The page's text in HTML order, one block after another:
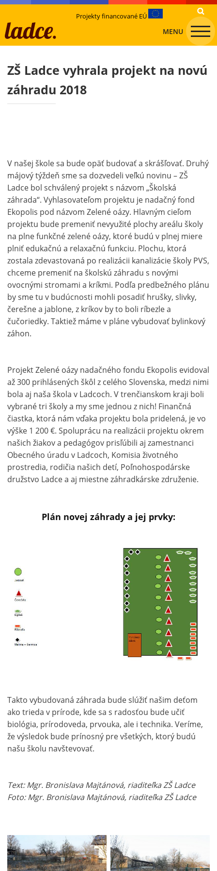
Projekty financované EÚ
MENU
ZŠ Ladce vyhrala projekt na novú
záhradu 2018
V našej škole sa bude opäť budovať a skrášľovať. Druhý
májový týždeň sme sa dozvedeli veľkú novinu – ZŠ
Ladce bol schválený projekt s názvom „Školská
záhrada“. Vyhlasovateľom projektu je nadačný fond
Ekopolis pod názvom Zelené oázy. Hlavným cieľom
projektu bude premeniť nevyužité plochy areálu školy
na plne funkčné zelené oázy, ktoré budú v plnej miere
plniť edukačnú a relaxačnú funkciu. Plochu, ktorá
zostala zdevastovaná po realizácii kanalizácie školy PVS,
chceme premeniť na školskú záhradu s novými
ovocnými stromami a kríkmi. Podľa predbežného plánu
by sme tu v budúcnosti mohli posadiť hrušky, slivky,
čerešne a jablone, z kríkov by to boli ríbezle a
čučoriedky. Taktiež máme v pláne vybudovať bylinkový
záhon.
Projekt Zelené oázy nadačného fondu Ekopolis evidoval
až 300 prihlásených škôl z celého Slovenska, medzi nimi
bola aj naša škola v Ladcoch. V trenčianskom kraji boli
vybrané tri školy a my sme jednou z nich! Finančná
čiastka, ktorá nám vďaka projektu bola pridelená, je vo
výške 1 200 €. Spoluprácu na realizácii projektu okrem
našich žiakov a pedagógov prisľúbili aj zamestnanci
Obecného úradu v Ladcoch, Komisia životného
prostredia, rodičia našich detí, Poľnohospodárske
družstvo Ladce a aj miestne záhradkárske združenie.
Plán novej záhrady a jej prvky:
Takto vybudovaná záhrada bude slúžiť našim deťom
ako trieda v prírode, kde sa s radosťou bude učiť
biológia, prírodoveda, prvouka, ale i technika. Veríme,
že výsledok bude prínosný pre všetkých, ktorý budú
našu školu navštevovať.
Text: Mgr. Bronislava Majtánová, riaditeľka ZŠ Ladce
Foto: Mgr. Bronislava Majtánová, riaditeľka ZŠ Ladce